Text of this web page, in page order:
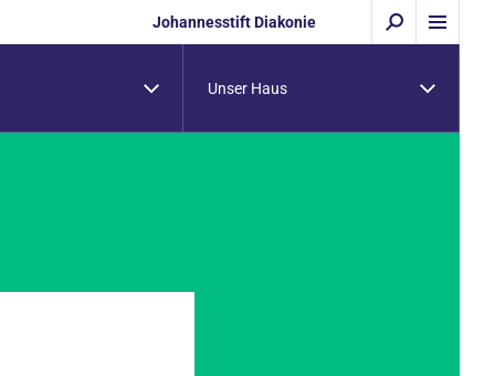
Johannesstift Diakonie
Unser Haus